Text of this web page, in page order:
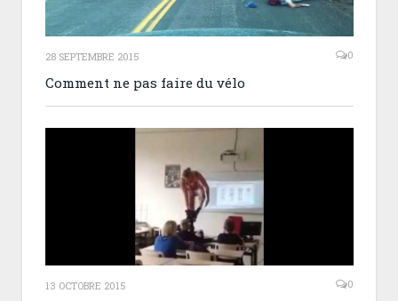
28 SEPTEMBRE 2015 0
Comment ne pas faire du vélo
13 OCTOBRE 2015 0